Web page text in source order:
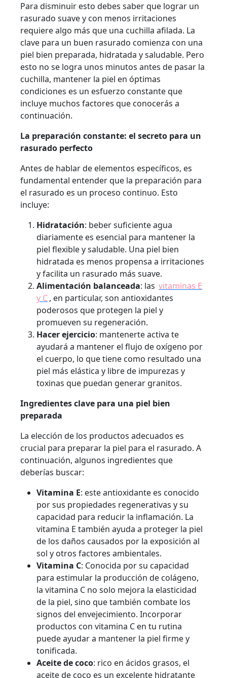
Para disminuir esto debes saber que lograr un
rasurado suave y con menos irritaciones
requiere algo más que una cuchilla afilada. La
clave para un buen rasurado comienza con una
piel bien preparada, hidratada y saludable. Pero
esto no se logra unos minutos antes de pasar la
cuchilla, mantener la piel en óptimas
condiciones es un esfuerzo constante que
incluye muchos factores que conocerás a
continuación.
La preparación constante: el secreto para un
rasurado perfecto
Antes de hablar de elementos específicos, es
fundamental entender que la preparación para
el rasurado es un proceso continuo. Esto
incluye:
Hidratación: beber suficiente agua
diariamente es esencial para mantener la
piel flexible y saludable. Una piel bien
hidratada es menos propensa a irritaciones
y facilita un rasurado más suave.
Alimentación balanceada: las vitaminas E
y C, en particular, son antioxidantes
poderosos que protegen la piel y
promueven su regeneración.
Hacer ejercicio: mantenerte activa te
ayudará a mantener el flujo de oxígeno por
el cuerpo, lo que tiene como resultado una
piel más elástica y libre de impurezas y
toxinas que puedan generar granitos.
Ingredientes clave para una piel bien
preparada
La elección de los productos adecuados es
crucial para preparar la piel para el rasurado. A
continuación, algunos ingredientes que
deberías buscar:
Vitamina E: este antioxidante es conocido
por sus propiedades regenerativas y su
capacidad para reducir la inflamación. La
vitamina E también ayuda a proteger la piel
de los daños causados por la exposición al
sol y otros factores ambientales.
Vitamina C: Conocida por su capacidad
para estimular la producción de colágeno,
la vitamina C no solo mejora la elasticidad
de la piel, sino que también combate los
signos del envejecimiento. Incorporar
productos con vitamina C en tu rutina
puede ayudar a mantener la piel firme y
tonificada.
Aceite de coco: rico en ácidos grasos, el
aceite de coco es un excelente hidratante